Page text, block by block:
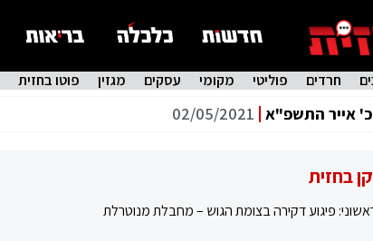
חרדים פוליטי מקומי עסקים מגזין פוטו בחזית
כ' אייר התשפ"א 02/05/2021
בחזית
ראשוני: פיגוע דקירה בצומת הגוש – מחבלת מנוטרלת